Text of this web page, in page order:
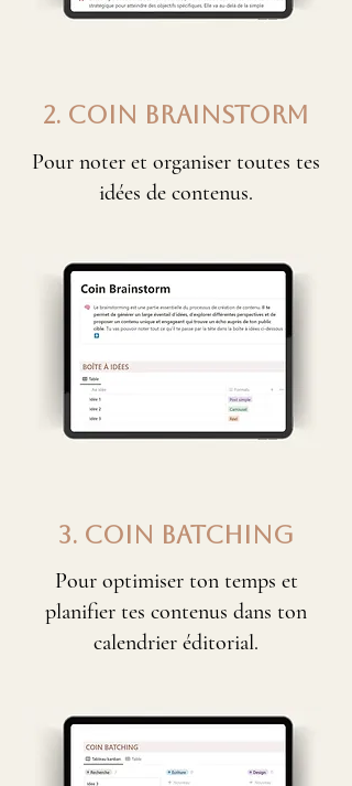
2. COIN BRAINSTORM
Pour noter et organiser toutes tes
idées de contenus.
3. COIN BATCHING
Pour optimiser ton temps et
planifier tes contenus dans ton
calendrier éditorial.